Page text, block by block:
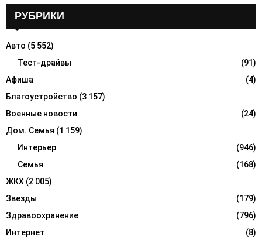
o
R
C
H
РУБРИКИ
Авто (5 552)
Тест-драйвы
(91)
Афиша
(4)
Благоустройство (3 157)
Военные новости
(24)
Дом. Семья (1 159)
Интерьер
(946)
Семья
(168)
ЖКХ (2 005)
Звезды
(179)
Здравоохранение
(796)
Интернет
(8)